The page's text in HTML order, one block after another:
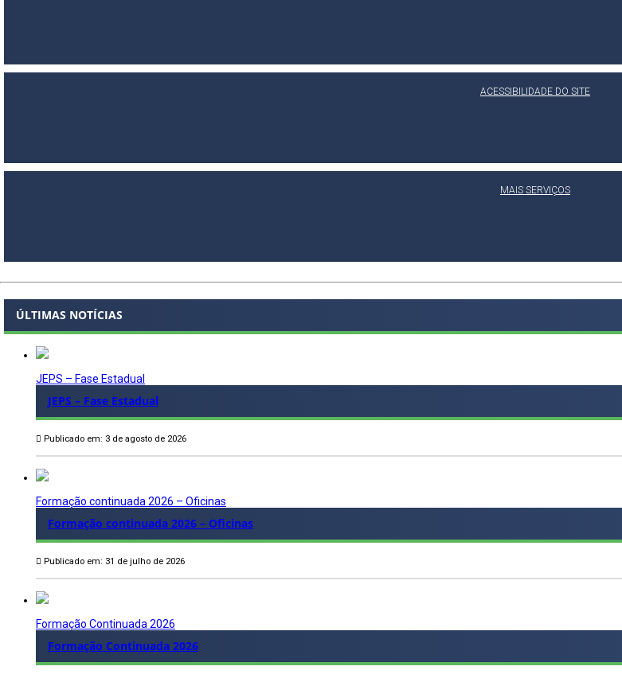
ACESSIBILIDADE DO SITE
MAIS SERVIÇOS
ÚLTIMAS NOTÍCIAS
JEPS – Fase Estadual
JEPS – Fase Estadual
Publicado em: 3 de agosto de 2026
Formação continuada 2026 – Oficinas
Formação continuada 2026 – Oficinas
Publicado em: 31 de julho de 2026
Formação Continuada 2026
Formação Continuada 2026